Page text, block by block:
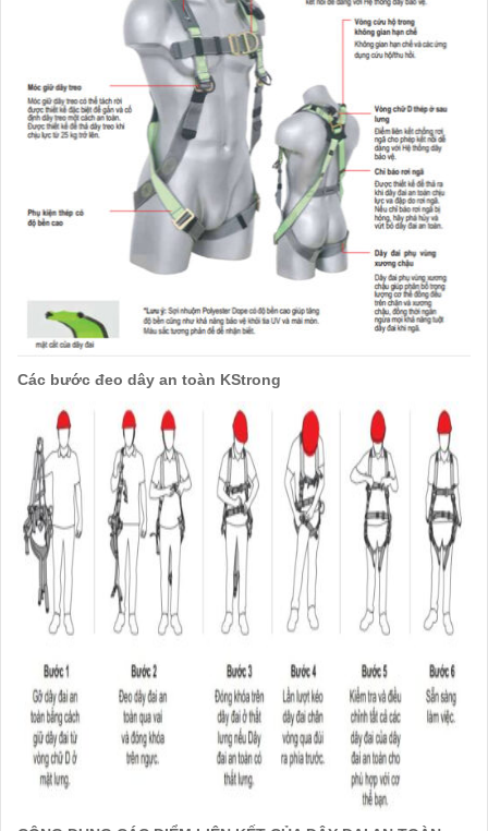
Các bước đeo dây an toàn KStrong